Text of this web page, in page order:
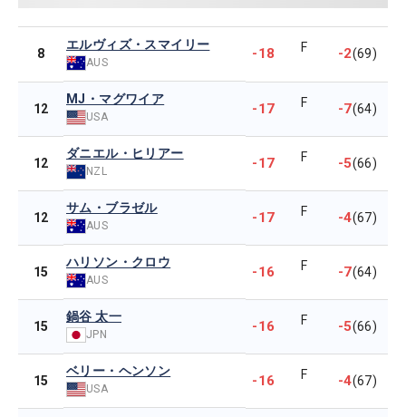
8
エルヴィズ・スマイリー
AUS
-18 F -2(69)
12
MJ・マグワイア
USA -17 F -7(64)
12
ダニエル・ヒリアー
NZL -17 F -5(66)
12
サム・ブラゼル
AUS -17 F -4(67)
15
ハリソン・クロウ
AUS -16 F -7(64)
15
鍋谷 太一
JPN -16 F -5(66)
15
ベリー・ヘンソン
USA -16 F -4(67)